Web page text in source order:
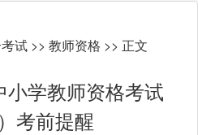
试 >> 教师资格 >> 正文
学教师资格考试
考前提醒